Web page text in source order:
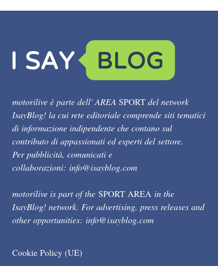
motorilive è parte dell' AREA SPORT del network
IsayBlog! la cui rete editoriale comprende siti tematici
di informazione indipendente che contano sul
contributo di appassionati ed esperti del settore.
Per pubblicità, comunicati e
collaborazioni: info@isayblog.com
motorilive is part of the SPORT AREA in the
IsayBlog! network. For advertising, press releases and
other opportunities: info@isayblog.com
Cookie Policy (UE)